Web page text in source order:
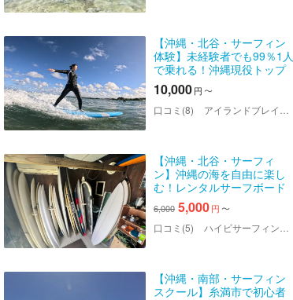
【沖縄・北谷・サーフィン
体験】未経験者でも99％1人
で乗れる！沖縄現役トップ
サーファーによるサーフィ
ンスクール✴︎GOPRO写真付
き
10,000円 〜
口コミ(8) アイランドブレイク沖縄
【沖縄・北谷・サーフィ
ン】沖縄の海を自由に楽し
む！レンタルサーフボード
6,000 5,000円 〜
口コミ(5) ハイビサーフィンスクール
【沖縄・南部・サーフィン
スクール】糸満市で初心者